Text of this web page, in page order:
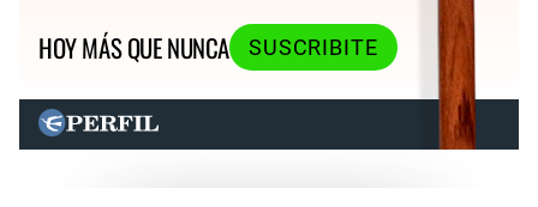
HOY MÁS QUE NUNCA
SUSCRIBITE